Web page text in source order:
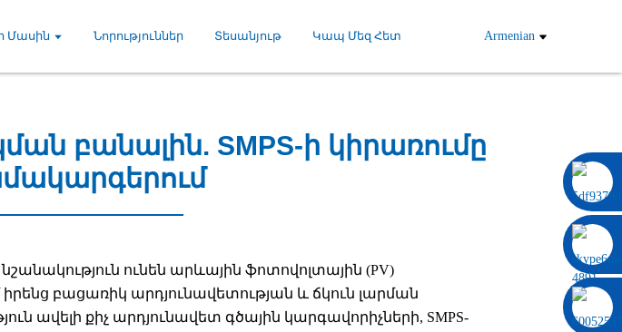
Մասին Նորություններ Տեսանյութ Կապ Մեզ Հետ Armenian
բանալին. SMPS-ի կիրառումը
ունեն արևային ֆոտովոլտային (PV)
բացառիկ արդյունավետության և ճկուն լարման
ավելի քիչ արդյունավետ գծային կարգավորիչների, SMPS-